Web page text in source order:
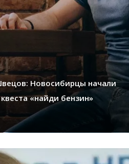
Новосибирцы начали
«найди бензин»